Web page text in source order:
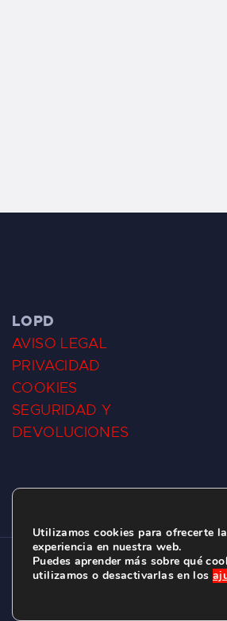
LOPD
AVISO LEGAL
PRIVACIDAD
COOKIES
SEGURIDAD Y
DEVOLUCIONES
CLUB DE SURF LAS DUNAS ©2026.
C/ BERNARDO ÁLVAREZ GALAN 1,
Utilizamos cookies para ofrecerte
experiencia en nuestra web.
Puedes aprender más sobre qué
utilizamos o desactivarlas en los